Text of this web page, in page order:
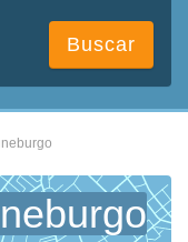
Buscar